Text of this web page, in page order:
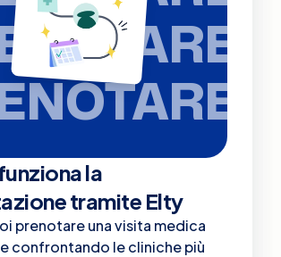
la
tramite Elty
prenotare una visita medica
confrontando le cliniche più